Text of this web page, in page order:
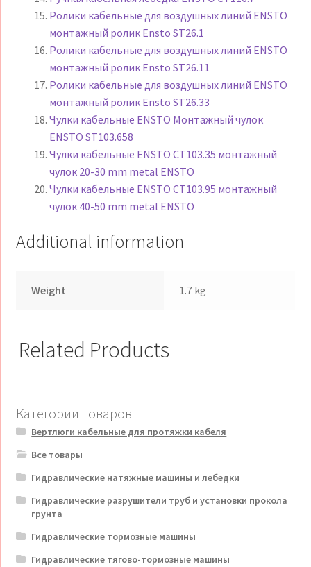
Ролики кабельные для воздушных линий ENSTO
монтажный ролик Ensto ST26.1
Ролики кабельные для воздушных линий ENSTO
монтажный ролик Ensto ST26.11
Ролики кабельные для воздушных линий ENSTO
монтажный ролик Ensto ST26.33
Чулки кабельные ENSTO Монтажный чулок
ENSTO ST103.658
Чулки кабельные ENSTO CT103.35 монтажный
чулок 20-30 mm metal ENSTO
Чулки кабельные ENSTO CT103.95 монтажный
чулок 40-50 mm metal ENSTO
Additional information
Weight 1.7 kg
Related Products
Категории товаров
Вертлюги кабельные для протяжки кабеля
Все товары
Гидравлические натяжные машины и лебедки
Гидравлические разрушители труб и установки прокола
грунта
Гидравлические тормозные машины
Гидравлические тягово-тормозные машины